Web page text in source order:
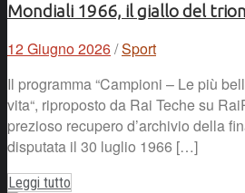
Mondiali 1966, il giallo del
12 Giugno 2026/Sport
Il programma “Campioni – Le più
vita“, riproposto da Rai Teche su
prezioso recupero d’archivio della
disputata il 30 luglio 1966 […]
Leggi tutto